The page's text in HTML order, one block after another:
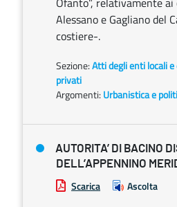
Alessano e Gagliano del
costiere-.
Sezione:Atti degli enti locali
privati
Argomenti: Urbanistica e
AUTORITA’ DI BACINO
DELL’APPENNINO
Scarica Ascolta